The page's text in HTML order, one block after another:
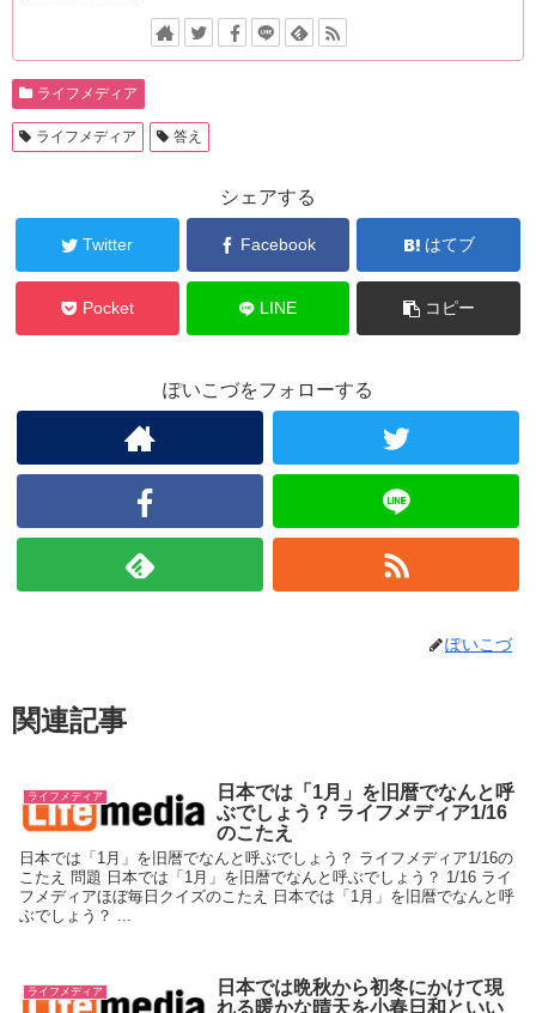
ライフメディア
ライフメディア 答え
シェアする
Twitter Facebook はてブ
Pocket LINE コピー
ぽいこづをフォローする
ぽいこづ
関連記事
ライフメディア
日本では「1月」を旧暦でなんと呼
ぶでしょう？ ライフメディア1/16
のこたえ
日本では「1月」を旧暦でなんと呼ぶでしょう？ ライフメディア1/16の
こたえ 問題 日本では「1月」を旧暦でなんと呼ぶでしょう？ 1/16 ライ
フメディアほぼ毎日クイズのこたえ 日本では「1月」を旧暦でなんと呼
ぶでしょう？ ...
ライフメディア
日本では晩秋から初冬にかけて現
れる暖かな晴天を小春日和といい